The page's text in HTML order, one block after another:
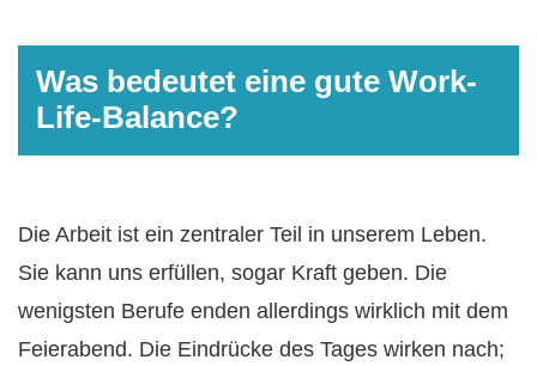
Was bedeutet eine gute Work-
Life-Balance?
Die Arbeit ist ein zentraler Teil in unserem Leben.
Sie kann uns erfüllen, sogar Kraft geben. Die
wenigsten Berufe enden allerdings wirklich mit dem
Feierabend. Die Eindrücke des Tages wirken nach;